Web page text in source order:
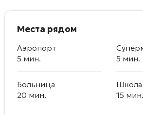
Места рядом
Аэропорт
5 мин.
5 мин.
Больница
20 мин.
Школа
15 мин.